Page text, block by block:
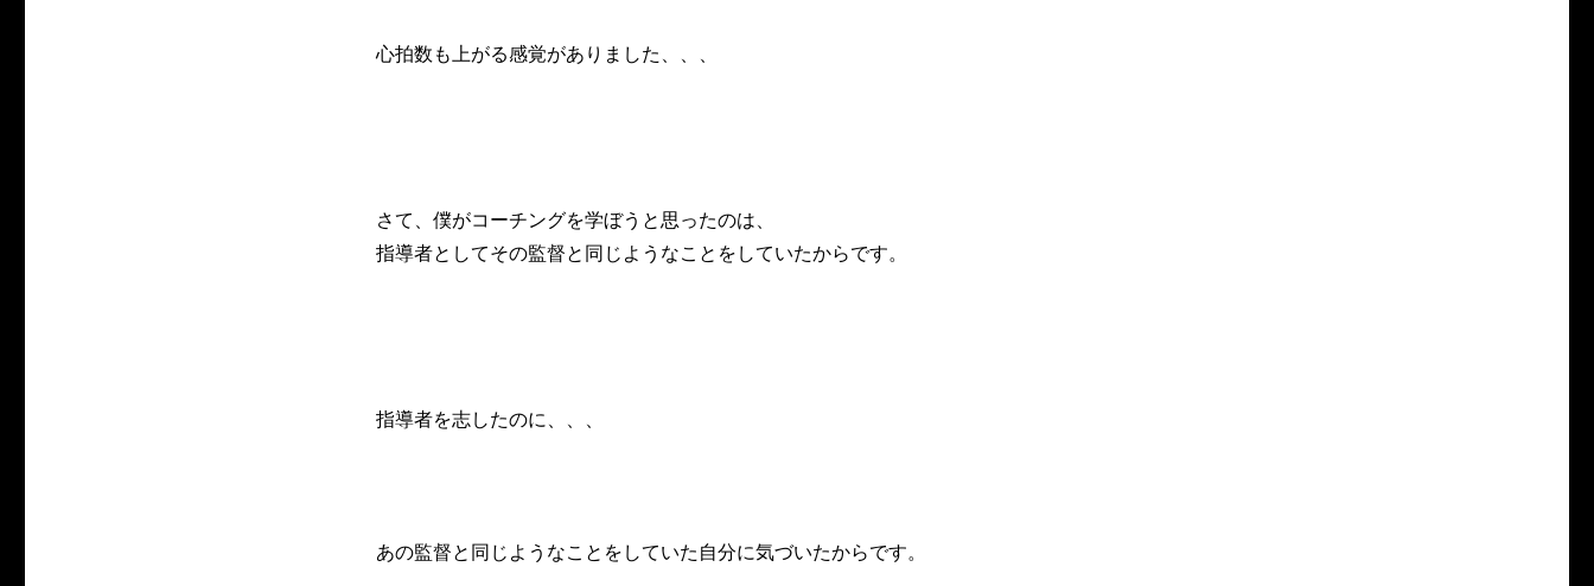
心拍数も上がる感覚がありました、、、
さて、僕がコーチングを学ぼうと思ったのは、
指導者としてその監督と同じようなことをしていたからです。
指導者を志したのに、、、
あの監督と同じようなことをしていた自分に気づいたからです。